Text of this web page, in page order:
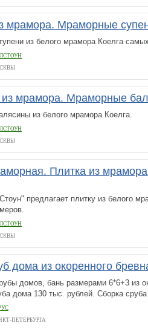
мрамора. Мраморные
из белого мрамора Коелга
мрамора. Мраморные
из белого мрамора Коелга.
Плитка из
предлагает плитку из белого
дома из окоренного
домов, бань размерами 6*6+3 из
дома 130 тыс. рублей. Сборка
ПЕТЕРБУРГА